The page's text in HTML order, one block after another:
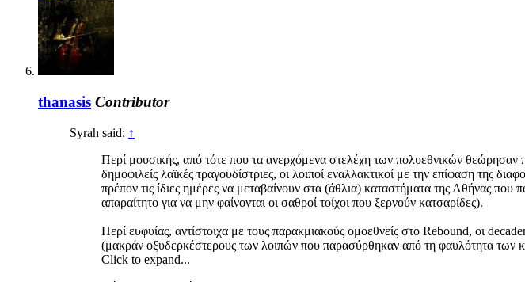
thanasis Contributor
Syrah said: ↑
Περί μουσικής, από τότε που τα ανερχόμενα στελέχη των πολυεθνικών θεώρησαν
δημοφιλείς λαϊκές τραγουδίστριες, οι λοιποί εναλλακτικοί με την επίφαση της
πρέπον τις ίδιες ημέρες να μεταβαίνουν στα (άθλια) καταστήματα της Αθήνας που
απαραίτητο για να μην φαίνονται οι σαθροί τοίχοι που ξερνούν κατσαρίδες).
Περί ευφυίας, αντίστοιχα με τους παρακμιακούς ομοεθνείς στο Rebound, οι
(μακράν οξυδερκέστερους των λοιπών που παρασύρθηκαν από τη φαυλότητα των
Click to expand...